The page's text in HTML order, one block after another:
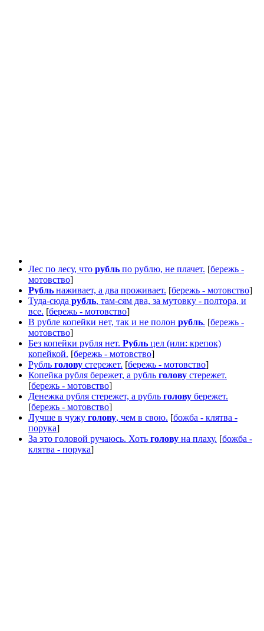
Лес по лесу, что рубль по рублю, не плачет. [бережь -
мотовство]
Рубль наживает, а два проживает. [бережь - мотовство]
Туда-сюда рубль, там-сям два, за мутовку - полтора, и
все. [бережь - мотовство]
В рубле копейки нет, так и не полон рубль. [бережь -
мотовство]
Без копейки рубля нет. Рубль цел (или: крепок)
копейкой. [бережь - мотовство]
Рубль голову стережет. [бережь - мотовство]
Копейка рубля бережет, а рубль голову стережет.
[бережь - мотовство]
Денежка рубля стережет, а рубль голову бережет.
[бережь - мотовство]
Лучше в чужу голову, чем в свою. [божба - клятва -
порука]
За это головой ручаюсь. Хоть голову на плаху. [божба -
клятва - порука]